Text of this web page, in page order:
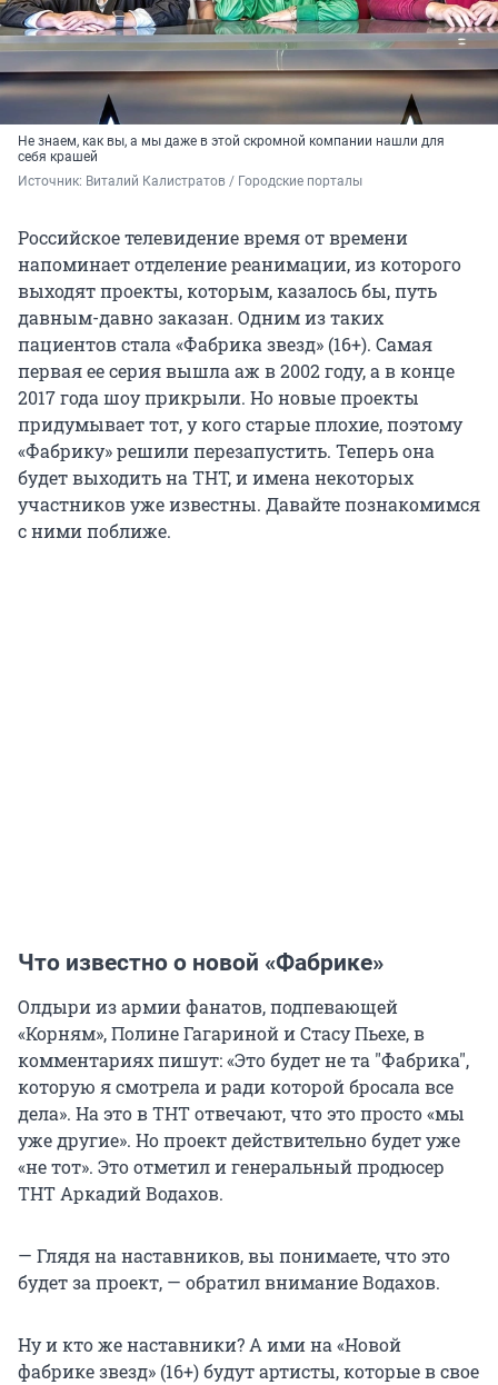
Не знаем, как вы, а мы даже в этой скромной компании нашли для
себя крашей
Источник: Виталий Калистратов / Городские порталы
Российское телевидение время от времени
напоминает отделение реанимации, из которого
выходят проекты, которым, казалось бы, путь
давным-давно заказан. Одним из таких
пациентов стала «Фабрика звезд» (16+). Самая
первая ее серия вышла аж в 2002 году, а в конце
2017 года шоу прикрыли. Но новые проекты
придумывает тот, у кого старые плохие, поэтому
«Фабрику» решили перезапустить. Теперь она
будет выходить на ТНТ, и имена некоторых
участников уже известны. Давайте познакомимся
с ними поближе.
Что известно о новой «Фабрике»
Олдыри из армии фанатов, подпевающей
«Корням», Полине Гагариной и Стасу Пьехе, в
комментариях пишут: «Это будет не та "Фабрика",
которую я смотрела и ради которой бросала все
дела». На это в ТНТ отвечают, что это просто «мы
уже другие». Но проект действительно будет уже
«не тот». Это отметил и генеральный продюсер
ТНТ Аркадий Водахов.
— Глядя на наставников, вы понимаете, что это
будет за проект, — обратил внимание Водахов.
Ну и кто же наставники? А ими на «Новой
фабрике звезд» (16+) будут артисты, которые в свое